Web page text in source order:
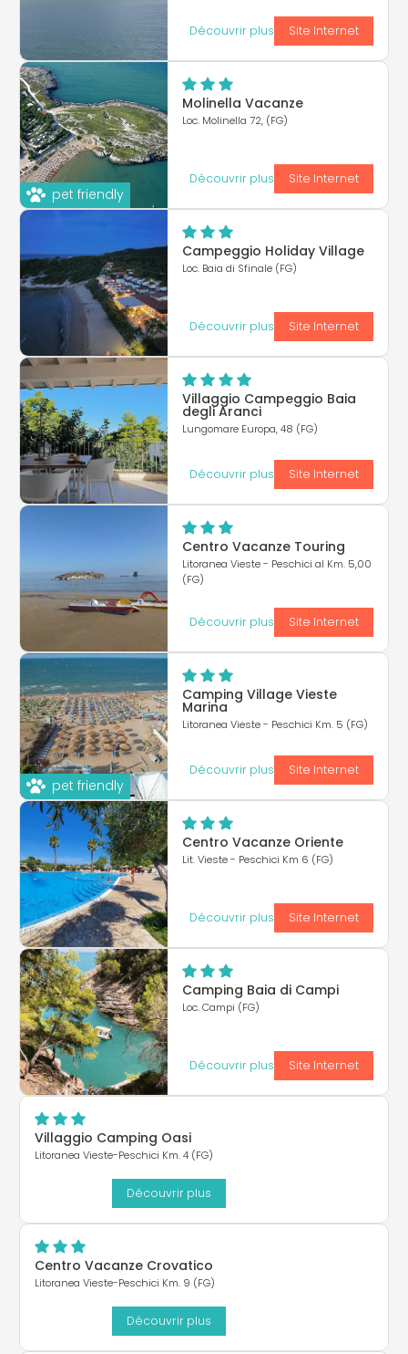
Découvrir plus Site Internet
pet friendly
Molinella Vacanze
Loc. Molinella 72, (FG)
Découvrir plus Site Internet
Campeggio Holiday Village
Loc. Baia di Sfinale (FG)
Découvrir plus Site Internet
Villaggio Campeggio Baia
degli Aranci
Lungomare Europa, 48 (FG)
Découvrir plus Site Internet
Centro Vacanze Touring
Litoranea Vieste - Peschici al Km. 5,00
(FG)
Découvrir plus Site Internet
pet friendly
Camping Village Vieste
Marina
Litoranea Vieste - Peschici Km. 5 (FG)
Découvrir plus Site Internet
Centro Vacanze Oriente
Lit. Vieste - Peschici Km 6 (FG)
Découvrir plus Site Internet
Camping Baia di Campi
Loc. Campi (FG)
Découvrir plus Site Internet
Villaggio Camping Oasi
Litoranea Vieste-Peschici Km. 4 (FG)
Découvrir plus
Centro Vacanze Crovatico
Litoranea Vieste-Peschici Km. 9 (FG)
Découvrir plus